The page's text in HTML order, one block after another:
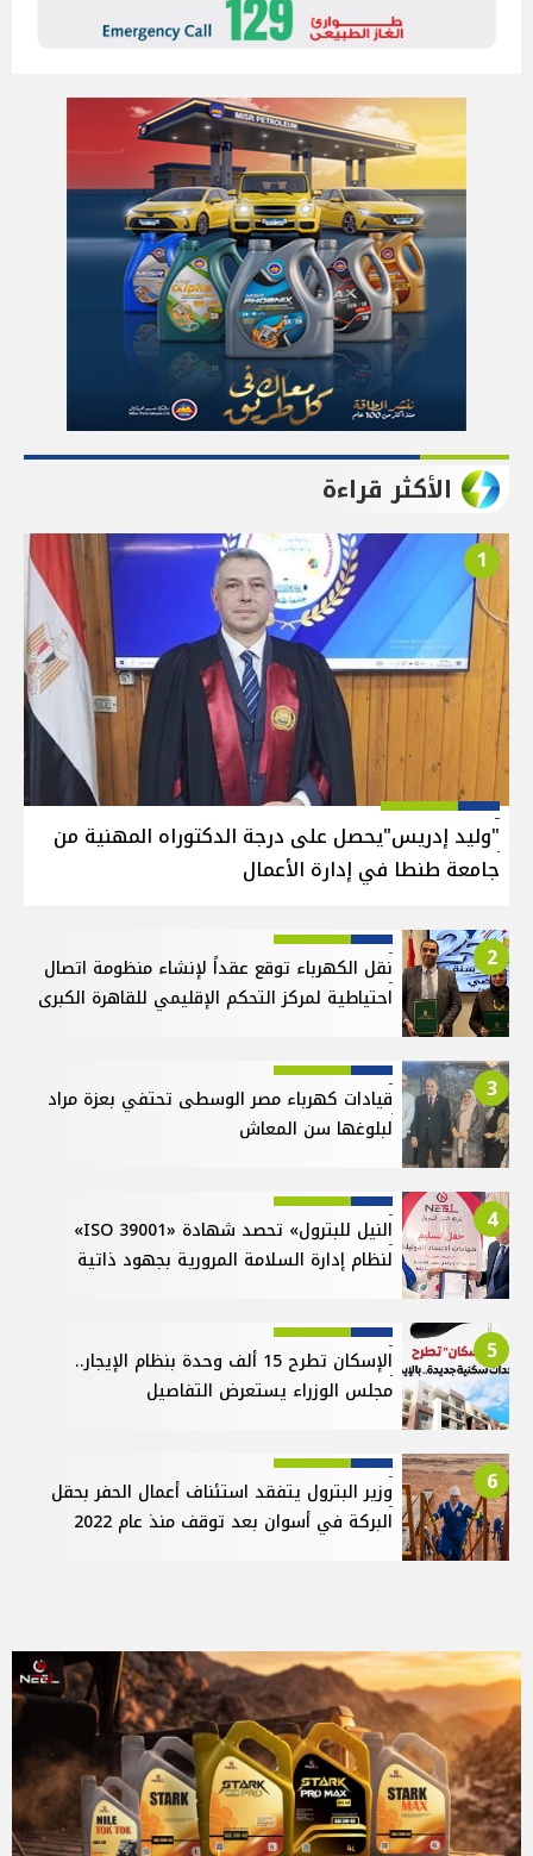
الأكثر قراءة
1
"وليد إدريس"يحصل على درجة الدكتوراه المهنية من
جامعة طنطا في إدارة الأعمال
2
نقل الكهرباء توقع عقداً لإنشاء منظومة اتصال
احتياطية لمركز التحكم الإقليمي للقاهرة الكبرى
3
قيادات كهرباء مصر الوسطى تحتفي بعزة مراد
لبلوغها سن المعاش
4
النيل للبترول» تحصد شهادة «ISO 39001»
لنظام إدارة السلامة المرورية بجهود ذاتية
5
الإسكان تطرح 15 ألف وحدة بنظام الإيجار..
مجلس الوزراء يستعرض التفاصيل
6
وزير البترول يتفقد استئناف أعمال الحفر بحقل
البركة في أسوان بعد توقف منذ عام 2022